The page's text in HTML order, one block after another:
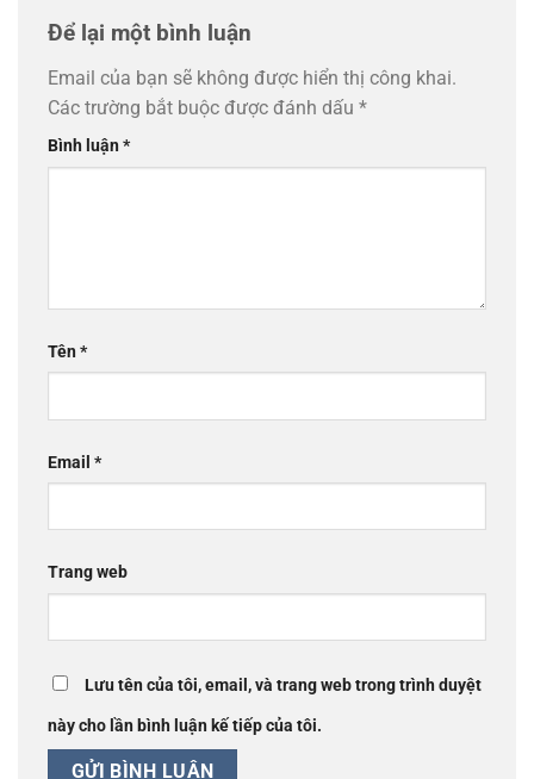
Để lại một bình luận
Email của bạn sẽ không được hiển thị công khai.
Các trường bắt buộc được đánh dấu *
Bình luận*
Tên*
Email *
Trang web
Lưu tên của tôi, email, và trang web trong trình duyệt
này cho lần bình luận kế tiếp của tôi.